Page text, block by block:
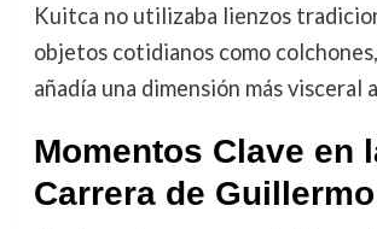
Kuitca no utilizaba lienzos
objetos cotidianos como
añadía una dimensión más visceral
Momentos Clave en
Carrera de